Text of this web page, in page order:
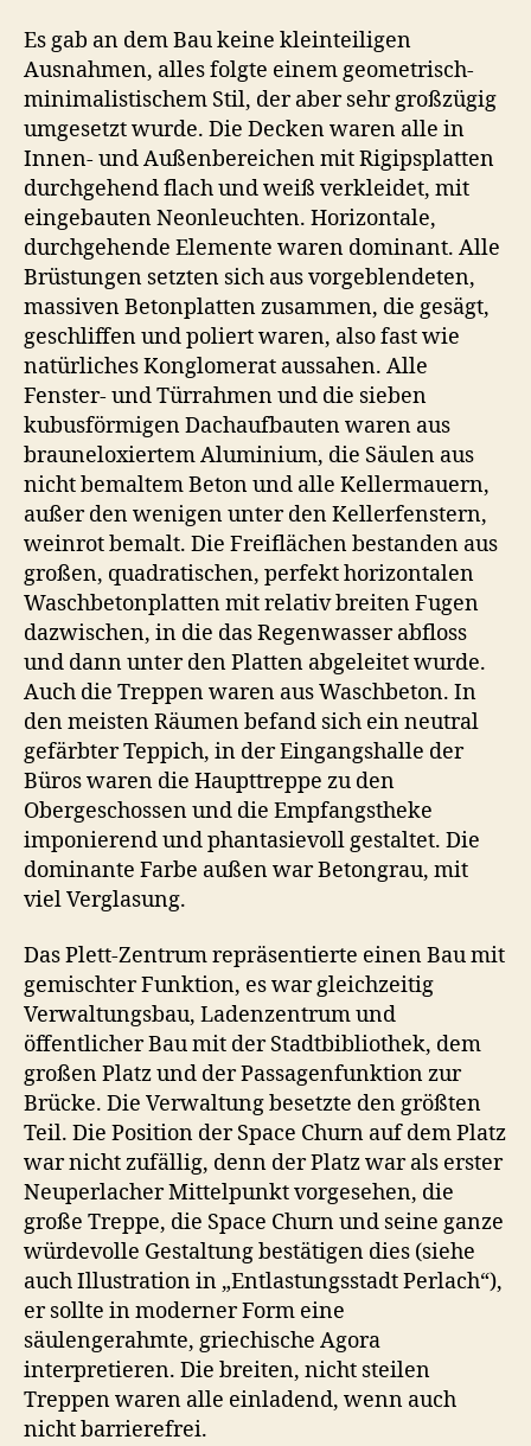
Es gab an dem Bau keine kleinteiligen
Ausnahmen, alles folgte einem geometrisch-
minimalistischem Stil, der aber sehr großzügig
umgesetzt wurde. Die Decken waren alle in
Innen- und Außenbereichen mit Rigipsplatten
durchgehend flach und weiß verkleidet, mit
eingebauten Neonleuchten. Horizontale,
durchgehende Elemente waren dominant. Alle
Brüstungen setzten sich aus vorgeblendeten,
massiven Betonplatten zusammen, die gesägt,
geschliffen und poliert waren, also fast wie
natürliches Konglomerat aussahen. Alle
Fenster- und Türrahmen und die sieben
kubusförmigen Dachaufbauten waren aus
brauneloxiertem Aluminium, die Säulen aus
nicht bemaltem Beton und alle Kellermauern,
außer den wenigen unter den Kellerfenstern,
weinrot bemalt. Die Freiflächen bestanden aus
großen, quadratischen, perfekt horizontalen
Waschbetonplatten mit relativ breiten Fugen
dazwischen, in die das Regenwasser abfloss
und dann unter den Platten abgeleitet wurde.
Auch die Treppen waren aus Waschbeton. In
den meisten Räumen befand sich ein neutral
gefärbter Teppich, in der Eingangshalle der
Büros waren die Haupttreppe zu den
Obergeschossen und die Empfangstheke
imponierend und phantasievoll gestaltet. Die
dominante Farbe außen war Betongrau, mit
viel Verglasung.
Das Plett-Zentrum repräsentierte einen Bau mit
gemischter Funktion, es war gleichzeitig
Verwaltungsbau, Ladenzentrum und
öffentlicher Bau mit der Stadtbibliothek, dem
großen Platz und der Passagenfunktion zur
Brücke. Die Verwaltung besetzte den größten
Teil. Die Position der Space Churn auf dem Platz
war nicht zufällig, denn der Platz war als erster
Neuperlacher Mittelpunkt vorgesehen, die
große Treppe, die Space Churn und seine ganze
würdevolle Gestaltung bestätigen dies (siehe
auch Illustration in „Entlastungsstadt Perlach“),
er sollte in moderner Form eine
säulengerahmte, griechische Agora
interpretieren. Die breiten, nicht steilen
Treppen waren alle einladend, wenn auch
nicht barrierefrei.